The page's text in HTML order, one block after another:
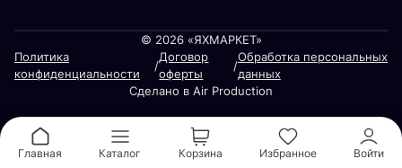
© 2026 «ЯХМАРКЕТ»
Политика
конфиденциальности
/
Договор
оферты
/
Обработка персональных
данных
Сделано в Air Production
Главная Каталог Корзина Избранное Войти